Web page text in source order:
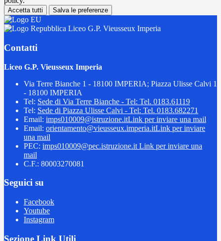
Accetta tutti Salva le preferenze
Liceo G.P. Vieusseux Imperia
Contatti
Liceo G.P. Vieusseux Imperia
Via Terre Bianche 1 - 18100 IMPERIA; Piazza Ulisse Calvi 1
- 18100 IMPERIA
Tel: Sede di Via Terre Bianche - Tel: Tel. 0183.61119
Tel: Sede di Piazza Ulisse Calvi - Tel: Tel. 0183.682271
Email: imps010009@istruzione.itLink per inviare una mail
Email: orientamento@vieusseux.imperia.itLink per inviare
una mail
PEC: imps010009@pec.istruzione.it Link per inviare una
mail
C.F.: 80003270081
Seguici su
Facebook
Youtube
Instagram
Sezione Link Utili